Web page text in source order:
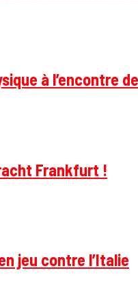
à l’encontre
Frankfurt !
jeu contre l’Italie